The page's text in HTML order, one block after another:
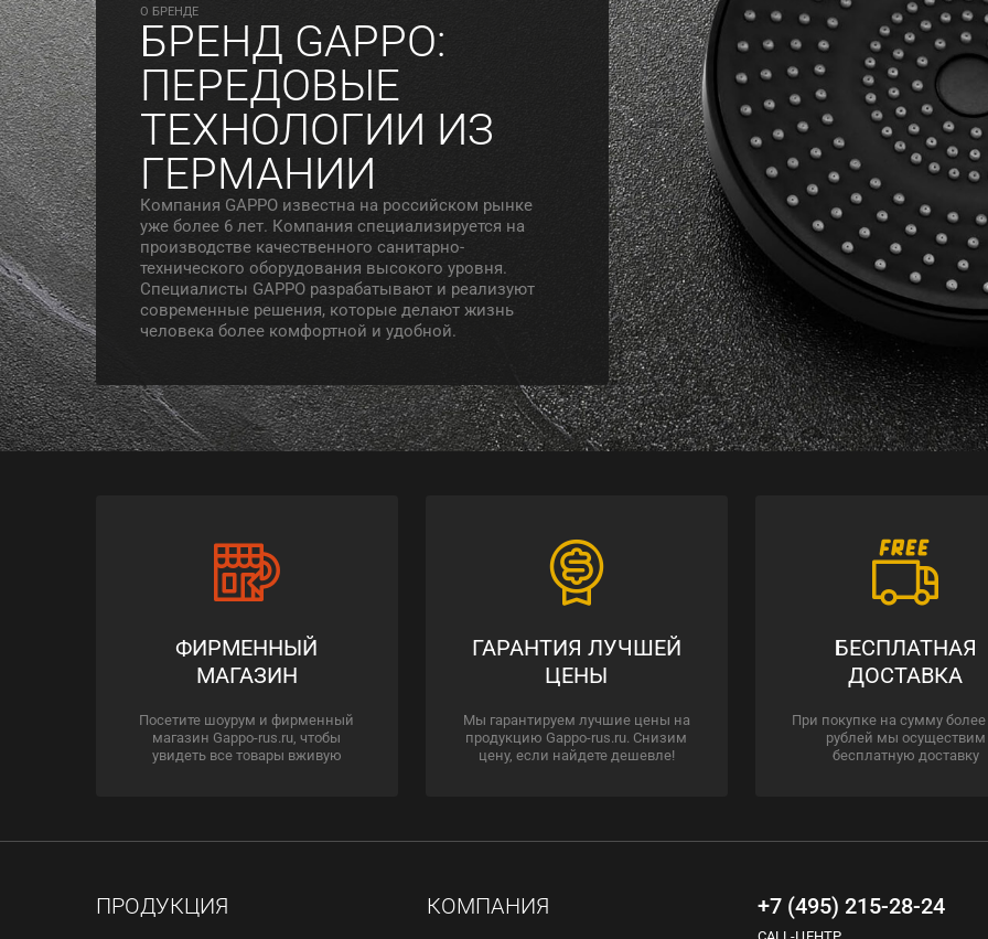
O БРЕНДЕ
БРЕНД GAPPO:
ПЕРЕДОВЫЕ
ТЕХНОЛОГИИ ИЗ
ГЕРМАНИИ
Компания GAPPO известна на российском рынке
уже более 6 лет. Компания специализируется на
производстве качественного санитарно-
технического оборудования высокого уровня.
Специалисты GAPPO разрабатывают и реализуют
современные решения, которые делают жизнь
человека более комфортной и удобной.
ФИРМЕННЫЙ
МАГАЗИН
Посетите шоурум и фирменный
магазин Gappo-rus.ru, чтобы
увидеть все товары вживую
ГАРАНТИЯ ЛУЧШЕЙ
ЦЕНЫ
Мы гарантируем лучшие цены на
продукцию Gappo-rus.ru. Снизим
цену, если найдете дешевле!
БЕСПЛАТНАЯ
ДОСТАВКА
При покупке на сумму более
рублей мы осуществим
бесплатную доставку
ПРОДУКЦИЯ КОМПАНИЯ +7 (495) 215-28-24